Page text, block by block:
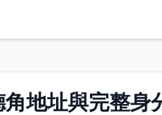
地址與完整身